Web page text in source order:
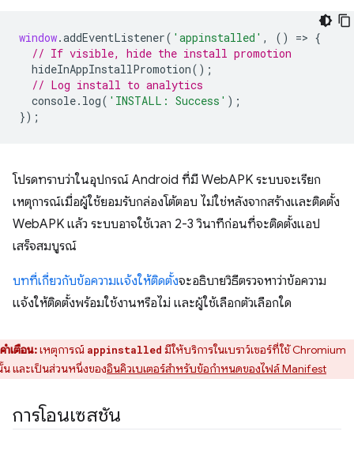
window.addEventListener( 'appinstalled' , () => {
// If visible, hide the install promotion
hideInAppInstallPromotion();
// Log install to analytics
console. log( 'INSTALL: Success' );
});
โปรดทราบว่าในอุปกรณ์ Android ที่มี WebAPK ระบบจะเรียก
เหตุการณ์เมื่อผู้ใช้ยอมรับกล่องโต้ตอบ ไม่ใช่หลังจากสร้างและติดตั้ง
WebAPK แล้ว ระบบอาจใช้เวลา 2-3 วินาทีก่อนที่จะติดตั้งแอป
เสร็จสมบูรณ์
บทที่เกี่ยวกับข้อความแจ้งให้ติดตั้งจะอธิบายวิธีตรวจหาว่าข้อความ
แจ้งให้ติดตั้งพร้อมใช้งานหรือไม่ และผู้ใช้เลือกตัวเลือกใด
คำเตือน:เหตุการณ์ appinstalled มีให้บริการในเบราว์เซอร์ที่ใช้ Chromium
น และเป็นส่วนหนึ่งของอินคิวเบเตอร์สำหรับข้อกำหนดของไฟล์ Manifest
การโอนเซสชัน